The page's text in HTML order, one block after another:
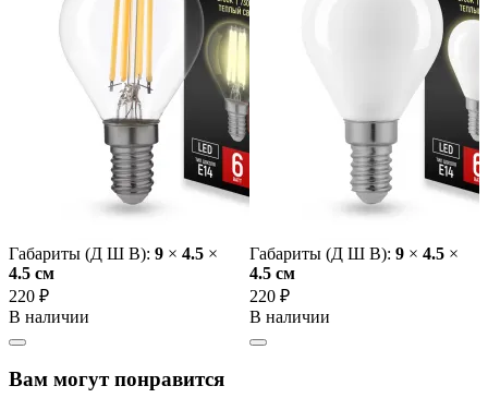
Габариты (Д Ш В): 9 × 4.5 ×
4.5 cм
220 ₽
В наличии
Габариты (Д Ш В): 9 × 4.5 ×
4.5 cм
220 ₽
В наличии
Вам могут понравится